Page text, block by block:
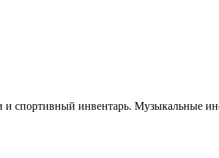
и спортивный инвентарь. Музыкальные